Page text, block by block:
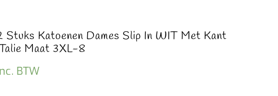
Stuks Katoenen Dames Slip In WIT Met Kant
Maat 3XL-8
BTW